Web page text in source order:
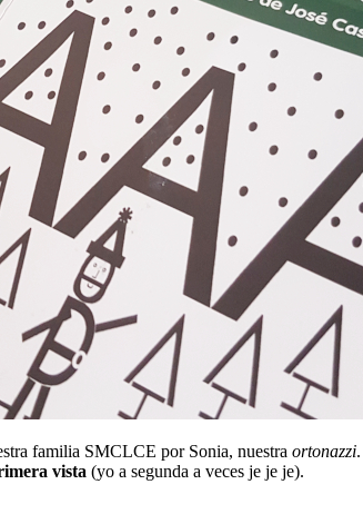
familia SMCLCE por Sonia, nuestra ortonazzi
vista (yo a segunda a veces je je je).